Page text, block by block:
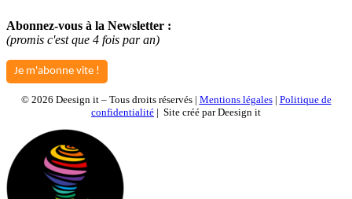
Abonnez-vous à la Newsletter :
(promis c'est que 4 fois par an)
Je m'abonne vite !
© 2026 Deesign it – Tous droits réservés | Mentions légales| Politique de
confidentialité | Site créé par Deesign it